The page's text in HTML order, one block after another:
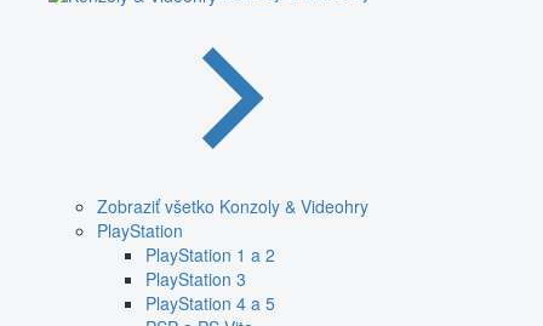
Zobraziť všetko Konzoly & Videohry
PlayStation
PlayStation 1 a 2
PlayStation 3
PlayStation 4 a 5